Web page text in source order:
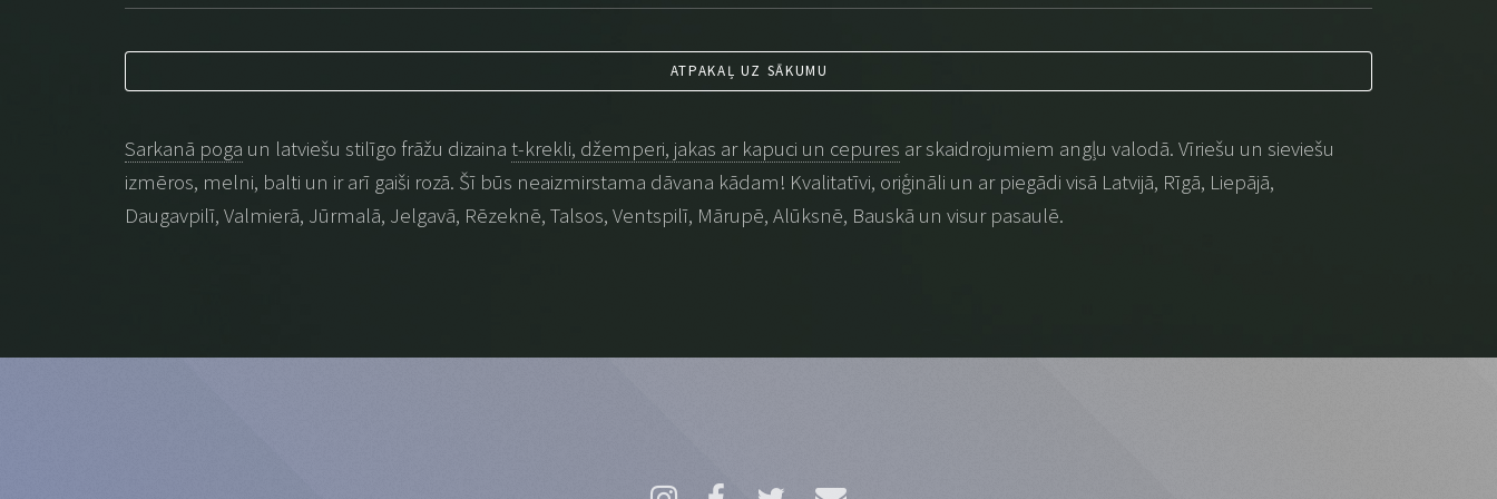
ATPAKAĻ UZ SĀKUMU
Sarkanā poga un latviešu stilīgo frāžu dizaina t-krekli, džemperi, jakas ar kapuci un cepures ar skaidrojumiem angļu valodā. Vīriešu un sieviešu
izmēros, melni, balti un ir arī gaiši rozā. Šī būs neaizmirstama dāvana kādam! Kvalitatīvi, oriģināli un ar piegādi visā Latvijā, Rīgā, Liepājā,
Daugavpilī, Valmierā, Jūrmalā, Jelgavā, Rēzeknē, Talsos, Ventspilī, Mārupē, Alūksnē, Bauskā un visur pasaulē.